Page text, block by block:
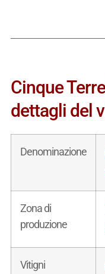
Cinque
dettagli del
Denominazione
Zona di
produzione
Vitigni